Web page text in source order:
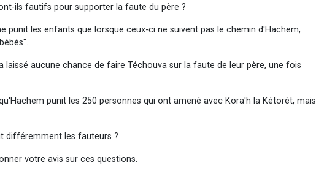
ils fautifs pour supporter la faute du père ?
punit les enfants que lorsque ceux-ci ne suivent pas le chemin d'Hachem,
laissé aucune chance de faire Téchouva sur la faute de leur père, une fois
punit les 250 personnes qui ont amené avec Kora'h la Kétorèt, mais
différemment les fauteurs ?
votre avis sur ces questions.